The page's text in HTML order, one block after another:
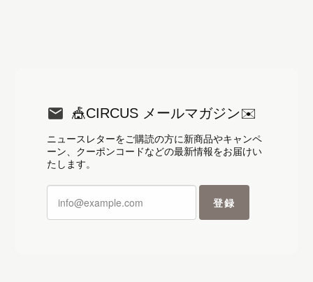
2026/08/05
🎪CIRCUS メールマガジン✉️
ニュースレターをご購読の方に新商品やキャンペ
ーン、クーポンコードなどの最新情報をお届けい
たします。
登録